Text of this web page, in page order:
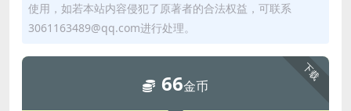
使用，如若本站内容侵犯了原著者的合法权益，可联系
3061163489@qq.com进行处理。
下载
66金币